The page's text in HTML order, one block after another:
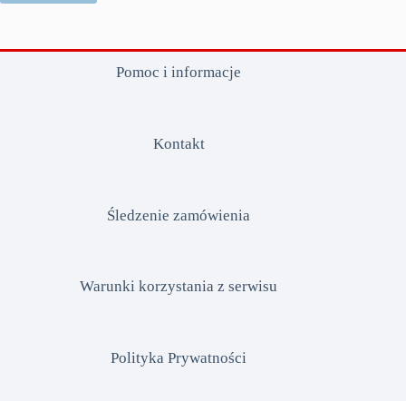
Pomoc i informacje
Kontakt
Śledzenie zamówienia
Warunki korzystania z serwisu
Polityka Prywatności